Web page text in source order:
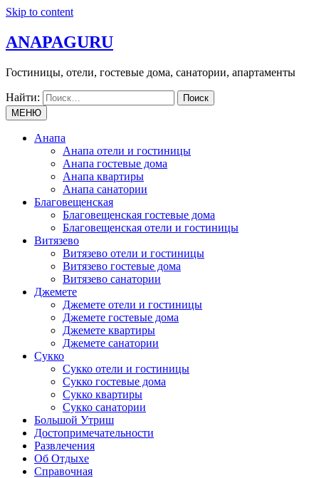
Skip to content
ANAPAGURU
Гостиницы, отели, гостевые дома, санатории, апартаменты
Найти:
МЕНЮ
Анапа
Анапа отели и гостиницы
Анапа гостевые дома
Анапа квартиры
Анапа санатории
Благовещенская
Благовещенская гостевые дома
Благовещенская отели и гостиницы
Витязево
Витязево отели и гостиницы
Витязево гостевые дома
Витязево санатории
Джемете
Джемете отели и гостиницы
Джемете гостевые дома
Джемете квартиры
Джемете санатории
Сукко
Сукко отели и гостиницы
Сукко гостевые дома
Сукко квартиры
Сукко санатории
Большой Утриш
Достопримечательности
Развлечения
Об Отдыхе
Справочная